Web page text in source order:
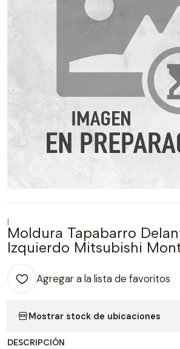
|
Moldura Tapabarro
Izquierdo Mitsubishi
Agregar a la lista de favoritos
Mostrar stock de ubicaciones
DESCRIPCIÓN